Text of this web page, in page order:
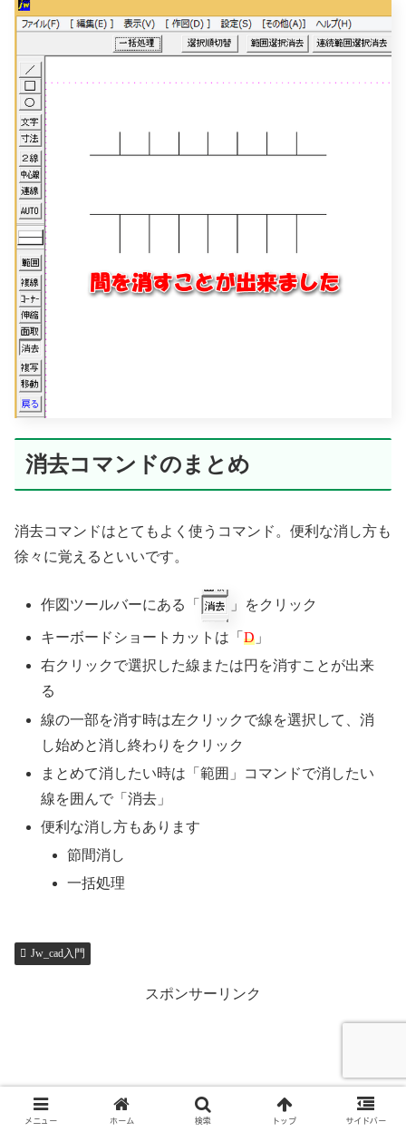
消去コマンドのまとめ
消去コマンドはとてもよく使うコマンド。便利な消し方も
徐々に覚えるといいです。
作図ツールバーにある「 」をクリック
キーボードショートカットは「D 」
右クリックで選択した線または円を消すことが出来
る
線の一部を消す時は左クリックで線を選択して、消
し始めと消し終わりをクリック
まとめて消したい時は「範囲」コマンドで消したい
線を囲んで「消去」
便利な消し方もあります
節間消し
一括処理
Jw_cad入門
スポンサーリンク
メニュー ホーム 検索 トップ サイドバー